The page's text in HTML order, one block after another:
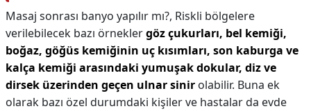
Masaj sonrası banyo yapılır mı?, Riskli bölgelere
verilebilecek bazı örneklergöz çukurları, bel kemiği,
boğaz, göğüs kemiğinin uç kısımları, son kaburga ve
kalça kemiği arasındaki yumuşak dokular, diz ve
dirsek üzerinden geçen ulnar sinir olabilir. Buna ek
olarak bazı özel durumdaki kişiler ve hastalar da evde